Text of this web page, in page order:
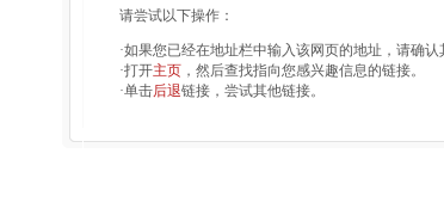
请尝试以下操作：
·如果您已经在地址栏中输入该网页的地址，请确认
·打开主页 ，然后查找指向您感兴趣信息的链接。
·单击后退链接，尝试其他链接。